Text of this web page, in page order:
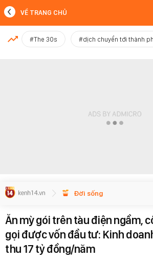
MỚI NHẤT
VỀ TRANG CHỦ
#The 30s #dịch chuyển tới thành
Đời sống
Ăn mỳ gói trên tàu điện ngầm,
gọi được vốn đầu tư: Kinh
thu 17 tỷ đồng/năm